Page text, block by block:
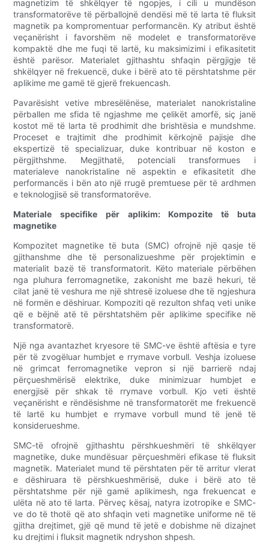
magnetizim të shkëlqyer të ngopjes, i cili u mundëson
transformatorëve të përballojnë dendësi më të larta të fluksit
magnetik pa kompromentuar performancën. Ky atribut është
veçanërisht i favorshëm në modelet e transformatorëve
kompaktë dhe me fuqi të lartë, ku maksimizimi i efikasitetit
është parësor. Materialet gjithashtu shfaqin përgjigje të
shkëlqyer në frekuencë, duke i bërë ato të përshtatshme për
aplikime me gamë të gjerë frekuencash.
Pavarësisht vetive mbresëlënëse, materialet nanokristaline
përballen me sfida të ngjashme me çelikët amorfë, siç janë
kostot më të larta të prodhimit dhe brishtësia e mundshme.
Proceset e trajtimit dhe prodhimit kërkojnë pajisje dhe
ekspertizë të specializuar, duke kontribuar në koston e
përgjithshme. Megjithatë, potenciali transformues i
materialeve nanokristaline në aspektin e efikasitetit dhe
performancës i bën ato një rrugë premtuese për të ardhmen
e teknologjisë së transformatorëve.
Materiale specifike për aplikim: Kompozite të buta
magnetike
Kompozitet magnetike të buta (SMC) ofrojnë një qasje të
gjithanshme dhe të personalizueshme për projektimin e
materialit bazë të transformatorit. Këto materiale përbëhen
nga pluhura ferromagnetike, zakonisht me bazë hekuri, të
cilat janë të veshura me një shtresë izoluese dhe të ngjeshura
në formën e dëshiruar. Kompoziti që rezulton shfaq veti unike
që e bëjnë atë të përshtatshëm për aplikime specifike në
transformatorë.
Një nga avantazhet kryesore të SMC-ve është aftësia e tyre
për të zvogëluar humbjet e rrymave vorbull. Veshja izoluese
në grimcat ferromagnetike vepron si një barrierë ndaj
përçueshmërisë elektrike, duke minimizuar humbjet e
energjisë për shkak të rrymave vorbull. Kjo veti është
veçanërisht e rëndësishme në transformatorët me frekuencë
të lartë ku humbjet e rrymave vorbull mund të jenë të
konsiderueshme.
SMC-të ofrojnë gjithashtu përshkueshmëri të shkëlqyer
magnetike, duke mundësuar përçueshmëri efikase të fluksit
magnetik. Materialet mund të përshtaten për të arritur vlerat
e dëshiruara të përshkueshmërisë, duke i bërë ato të
përshtatshme për një gamë aplikimesh, nga frekuencat e
ulëta në ato të larta. Përveç kësaj, natyra izotropike e SMC-
ve do të thotë që ato shfaqin veti magnetike uniforme në të
gjitha drejtimet, gjë që mund të jetë e dobishme në dizajnet
ku drejtimi i fluksit magnetik ndryshon shpesh.